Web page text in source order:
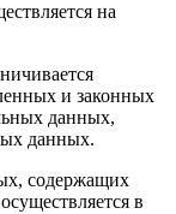
на
и законных
данных,
данных.
содержащих
в